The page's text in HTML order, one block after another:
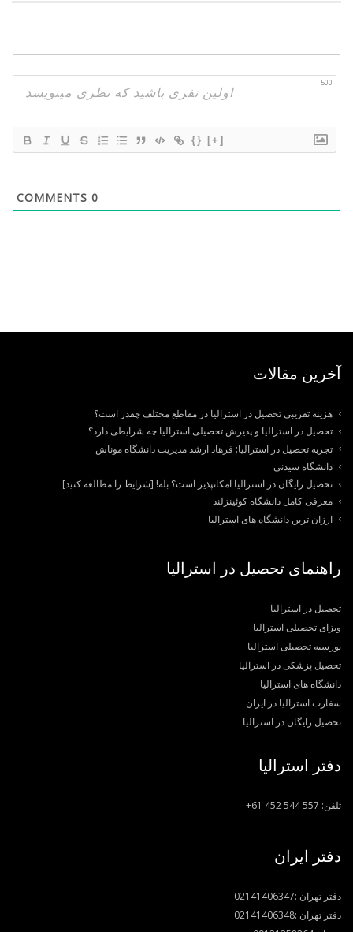
500
{} [+]
0
آخرین مقالات
هزینه تقریبی تحصیل در استرالیا در مقاطع مختلف چقدر است؟
تحصیل در استرالیا و پذیرش تحصیلی استرالیا چه شرایطی دارد؟
تجربه تحصیل در استرالیا: فرهاد ارشد مدیریت دانشگاه موناش
دانشگاه سیدنی
تحصیل رایگان در استرالیا امکانپذیر است؟ بله! [شرایط را مطالعه کنید]
معرفی کامل دانشگاه کوئینزلند
ارزان ترین دانشگاه های استرالیا
راهنمای تحصیل در استرالیا
تحصیل در استرالیا
ویزای تحصیلی استرالیا
بورسیه تحصیلی استرالیا
تحصیل پزشکی در استرالیا
دانشگاه های استرالیا
سفارت استرالیا در ایران
تحصیل رایگان در استرالیا
دفتر استرالیا
تلفن: +61 452 544 557
دفتر ایران
دفتر تهران :02141406347
دفتر تهران :02141406348